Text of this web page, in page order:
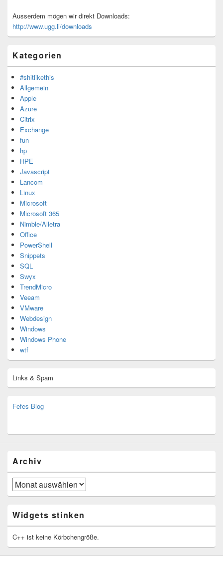
Ausserdem mögen wir direkt Downloads:
http://www.ugg.li/downloads
Kategorien
#shitlikethis
Allgemein
Apple
Azure
Citrix
Exchange
fun
hp
HPE
Javascript
Lancom
Linux
Microsoft
Microsoft 365
Nimble/Alletra
Office
PowerShell
Snippets
SQL
Swyx
TrendMicro
Veeam
VMware
Webdesign
Windows
Windows Phone
wtf
Links & Spam
Fefes Blog
Archiv
Archiv
Widgets stinken
C++ ist keine Körbchengröße.